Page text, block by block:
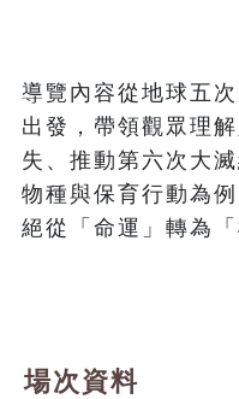
導覽內容從地球五
出發，帶領觀眾理
失、推動第六次大
物種與保育行動為
絕從「命運」轉為「
場次資料